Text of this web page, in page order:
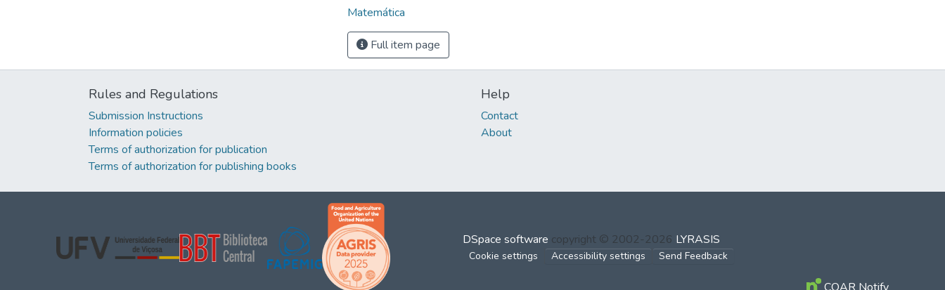
Matemática
Full item page
Rules and Regulations
Submission Instructions
Information policies
Terms of authorization for publication
Terms of authorization for publishing books
Help
Contact
About
DSpace software copyright © 2002-2026 LYRASIS
Cookie settings Accessibility settings Send Feedback